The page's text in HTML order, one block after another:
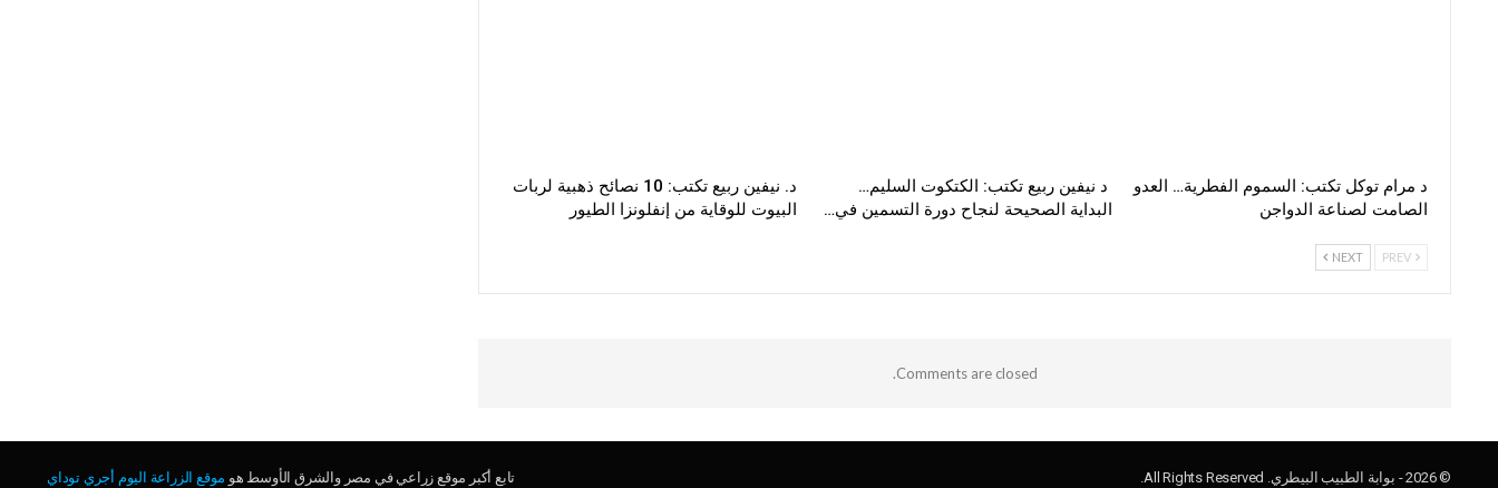
د مرام توكل تكتب: السموم الفطرية… العدو
الصامت لصناعة الدواجن
د نيفين ربيع تكتب: الكتكوت السليم…
البداية الصحيحة لنجاح دورة التسمين في…
د. نيفين ربيع تكتب: 10 نصائح ذهبية لربات
البيوت للوقاية من إنفلونزا الطيور
NEXT
Comments are closed.
© 2026 - بوابة الطبيب البيطري. All Rights Reserved. تابع أكبر موقع زراعي في مصر والشرق الأوسط هو موقع الزراعة اليوم أجري توداي